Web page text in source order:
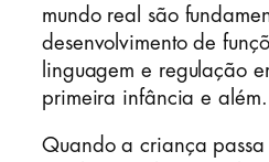
mundo real são
desenvolvimento de
linguagem e regulação
primeira infância e além.
Quando a criança passa